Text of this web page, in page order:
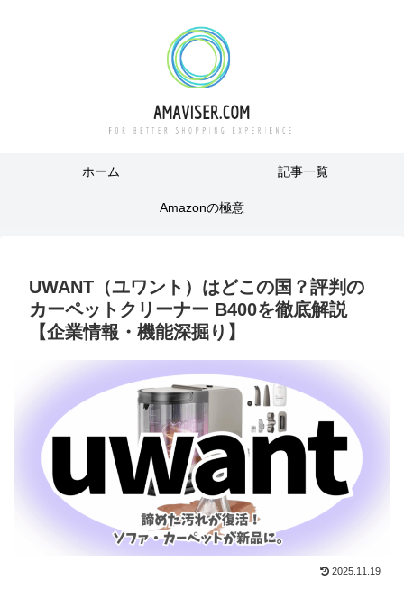
ホーム 記事一覧
Amazonの極意
UWANT（ユワント）はどこの国？評判の
カーペットクリーナー B400を徹底解説
【企業情報・機能深掘り】
2025.11.19